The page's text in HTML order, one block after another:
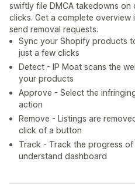
swiftly file DMCA takedowns
clicks. Get a complete overview
send removal requests.
Sync your Shopify products
just a few clicks
Detect - IP Moat scans the
your products
Approve - Select the
action
Remove - Listings are
click of a button
Track - Track the progress of
understand dashboard